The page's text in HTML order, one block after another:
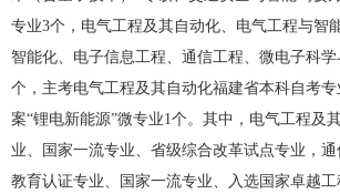
专业3个，电气工程及其自动化、电气工程与智
智能化、电子信息工程、通信工程、微电子科
个，主考电气工程及其自动化福建省本科自考专
案“锂电新能源”微专业1个。其中，电气工程及
业、国家一流专业、省级综合改革试点专业，
教育认证专业、国家一流专业、入选国家卓越